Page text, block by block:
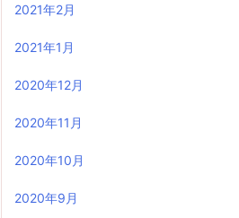
2021年2月
2021年1月
2020年12月
2020年11月
2020年10月
2020年9月